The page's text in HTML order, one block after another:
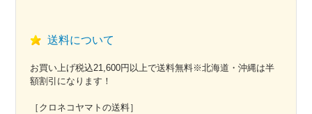
送料について
お買い上げ税込21,600円以上で送料無料※北海道・沖縄は半
額割引になります！
［クロネコヤマトの送料］